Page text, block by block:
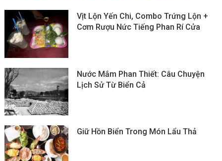
Vịt Lộn Yến Chi, Combo Trứng Lộn +
Cơm Rượu Nức Tiếng Phan Rí Cửa
Nước Mắm Phan Thiết: Câu Chuyện
Lịch Sử Từ Biển Cả
Giữ Hồn Biển Trong Món Lẩu Thả